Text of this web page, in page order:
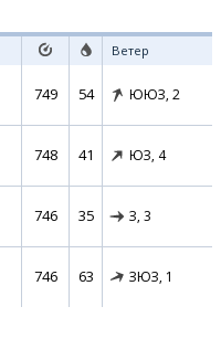
Ветер
749 54 ЮЮЗ, 2
748 41 ЮЗ, 4
746 35 З, 3
746 63 ЗЮЗ, 1